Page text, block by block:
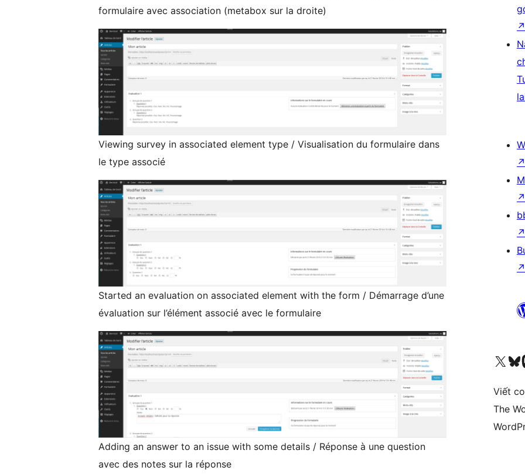
formulaire avec association (metabox sur la droite)
Viewing survey in associated element type / Visualisation du formulaire dans
le type associé
Started an evaluation on associated element with the form / Démarrage d’une
évaluation sur l’élément associé avec le formulaire
Adding an answer to an issue with some details / Réponse à une question
avec des notes sur la réponse
↗
↗
↗
↗
↗
Truy cập tài khoản X (trước đây là Twitter) của chúng tôiVisit
Viết
The